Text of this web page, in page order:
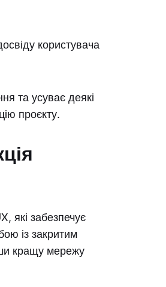
користувача
та усуває деякі
проєкту.
які забезпечує
із закритим
кращу мережу